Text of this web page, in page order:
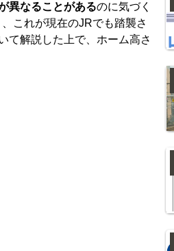
異なることがあるのに気づく
これが現在のJRでも踏襲さ
て解説した上で、ホーム高さ